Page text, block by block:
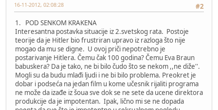
#2
16-11-2012, 02:08:28
1. POD SENKOM KRAKENA
Interesantna postavka situacije iz 2.svetskog rata. Postoje
teorije da je Hitler bio frustriran upravo iz razloga što nije
mogao da mu se digne. U ovoj priči nepotrebno je
postarivanje Hitlera. Čemu čak 100 godina? Čemu Eva Braun
babuskera? Da je tako, ne bi bilo čudo što se nekom ,,ne diže''.
Mogli su da budu mlađi ljudi i ne bi bilo problema. Preokret je
dobar i podseća na jedan film u kome učesnik rijaliti programa
ne može da izađe iz šoua sve dok se ne sete da ucene direktora
produkcije da je impotentan. Ipak, lično mi se ne dopada